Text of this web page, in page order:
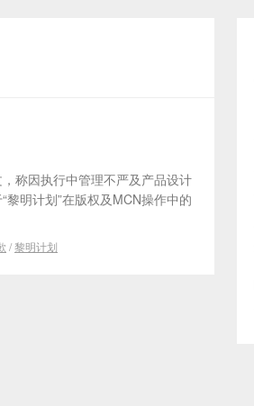
称因执行中管理不严及产品设计
明计划”在版权及MCN操作中的
/黎明计划